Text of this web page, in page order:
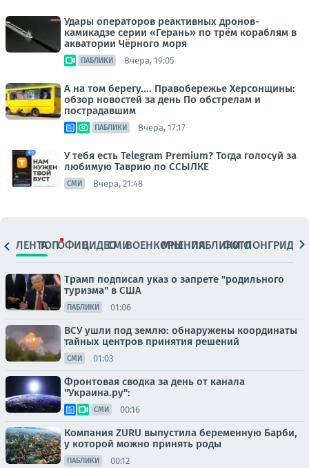
Удары операторов реактивных дронов-
камикадзе серии «Герань» по трём кораблям в
акватории Чёрного моря
ПАБЛИКИ Вчера, 19:05
А на том берегу.... Правобережье Херсонщины:
обзор новостей за день По обстрелам и
пострадавшим
ПАБЛИКИ Вчера, 17:17
У тебя есть Telegram Premium? Тогда голосуй за
любимую Таврию по ССЫЛКЕ
СМИ Вчера, 21:48
ЛЕНТАТОПОФИЦ.ВИДЕОСМИВОЕНКОРЫМНЕНИЯПАБЛИКИ
ФОТОЛОНГРИДЫ
Трамп подписал указ о запрете "родильного
туризма" в США
ПАБЛИКИ 01:06
ВСУ ушли под землю: обнаружены координаты
тайных центров принятия решений
СМИ 01:03
Фронтовая сводка за день от канала
"Украина.ру":
СМИ 00:16
Компания ZURU выпустила беременную Барби,
у которой можно принять роды
ПАБЛИКИ 00:12